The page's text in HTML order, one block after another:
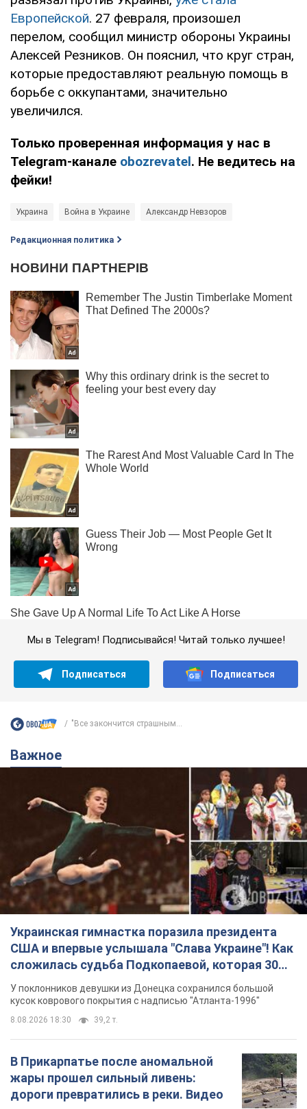
Европейской. 27 февраля, произошел
перелом, сообщил министр обороны Украины
Алексей Резников. Он пояснил, что круг стран,
которые предоставляют реальную помощь в
борьбе с оккупантами, значительно
увеличился.
Только проверенная информация у нас в
Telegram-канале obozrevatel. Не ведитесь на
фейки!
Украина Война в Украине Александр Невзоров
Редакционная политика
Мы в Telegram! Подписывайся! Читай только лучшее!
Подписаться Подписаться
"Все закончится страшным...
Важное
Украинская гимнастка поразила президента
США и впервые услышала "Слава Украине"! Как
сложилась судьба Подкопаевой, которая 30
лет назад завоевала "золото" Олимпиады
У поклонников девушки из Донецка сохранился большой
кусок коврового покрытия с надписью "Атланта-1996"
8.08.2026 18:30 39,2 т.
В Прикарпатье после аномальной
жары прошел сильный ливень:
дороги превратились в реки. Видео